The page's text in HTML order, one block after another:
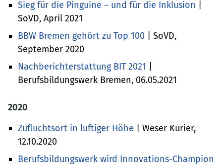
Sieg für die Pinguine – und für die Inklusion
SoVD, April 2021
BBW Bremen gehört zu Top 100 | SoVD,
September 2020
Nachberichterstattung BIT 2021
Berufsbildungswerk Bremen, 06.05.2021
2020
Zufluchtsort in luftiger Höhe | Weser Kurier,
12.10.2020
Berufsbildungswerk wird Innovations-Champion